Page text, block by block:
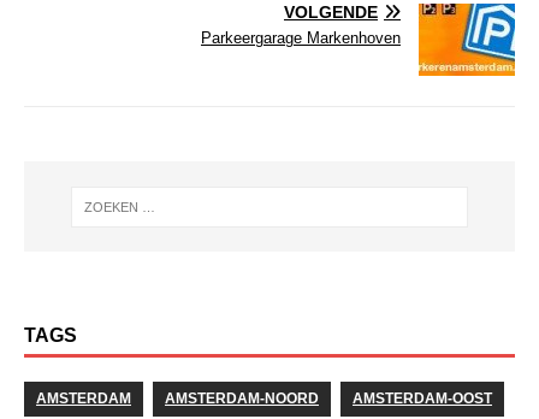
VOLGENDE
Parkeergarage Markenhoven
TAGS
AMSTERDAM AMSTERDAM-NOORD AMSTERDAM-OOST